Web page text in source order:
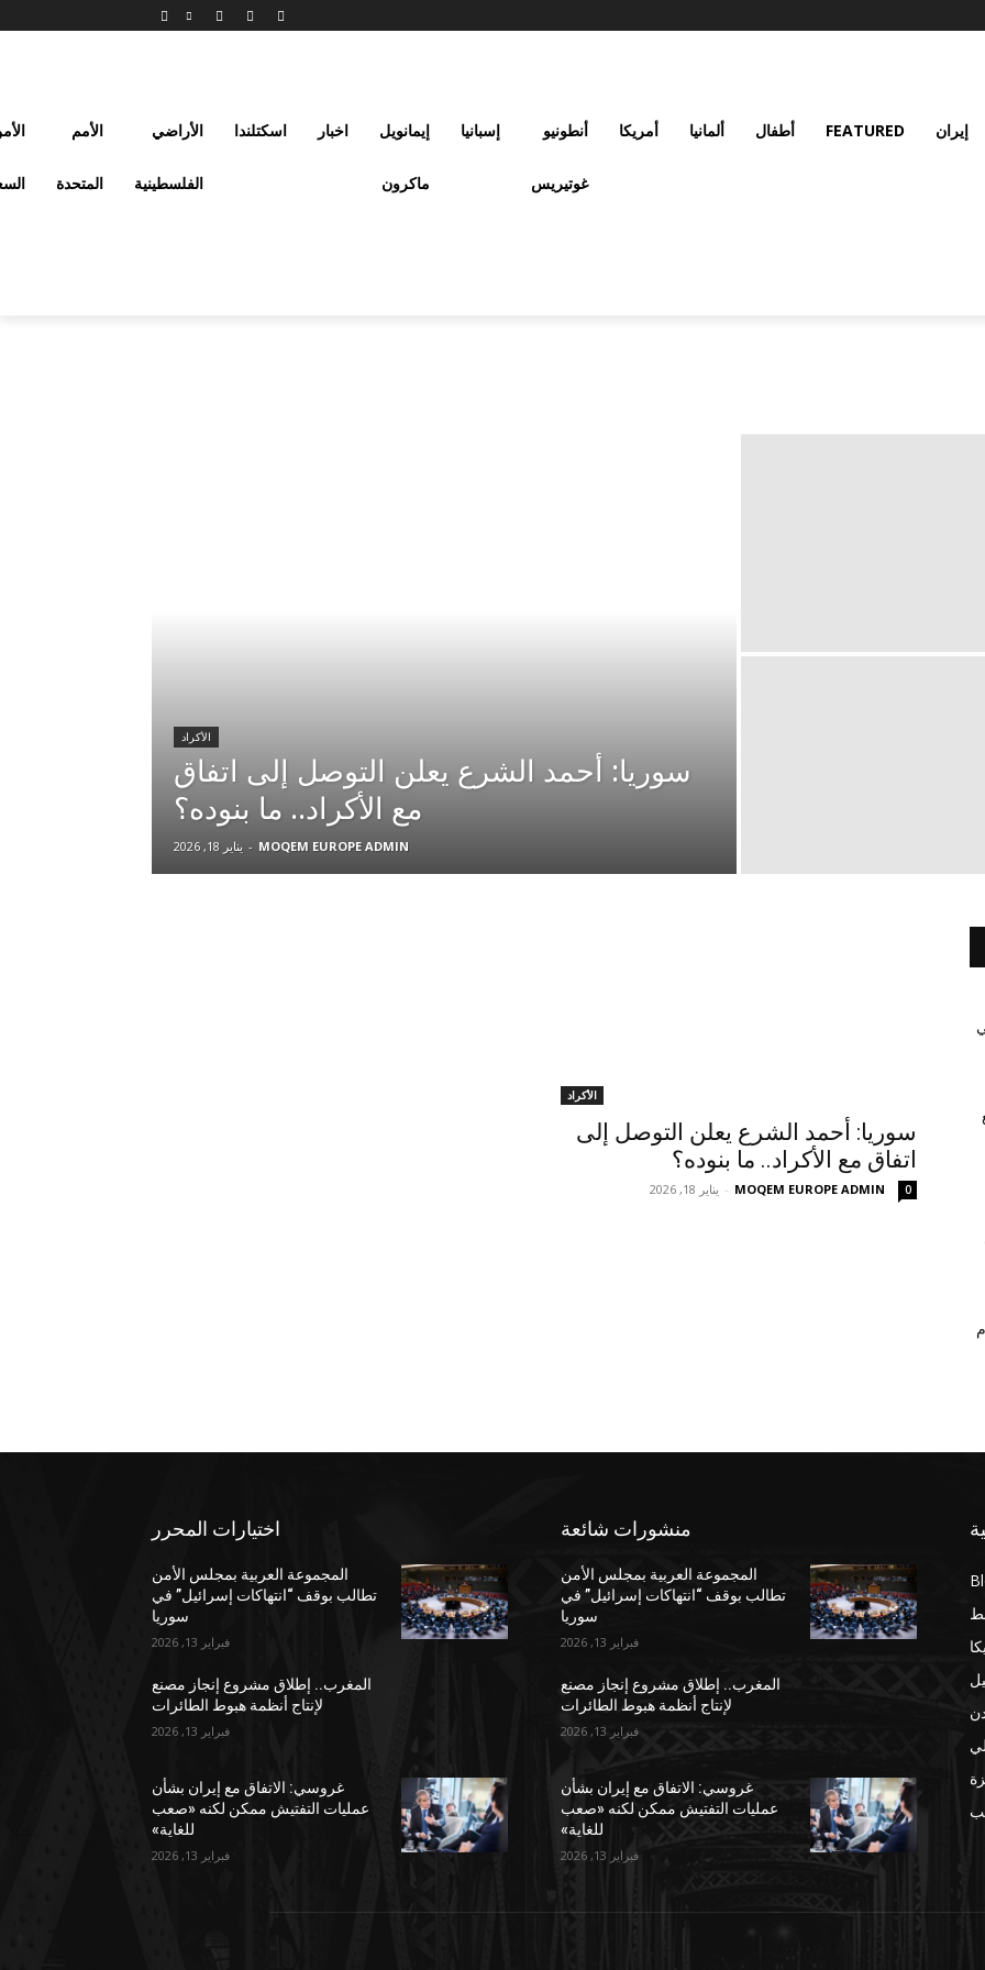
إيران FEATURED أطفال ألمانيا أمريكا أنطونيو
غوتيريس
إسبانيا إيمانويل
ماكرون
اخبار اسكتلندا الأراضي
الفلسطينية
الأمم
المتحدة
الأكراد
سوريا: أحمد الشرع يعلن التوصل إلى اتفاق
مع الأكراد.. ما بنوده؟
MOQEM EUROPE ADMIN
- يناير 18, 2026
الأكراد
سوريا: أحمد الشرع يعلن التوصل إلى
اتفاق مع الأكراد.. ما بنوده؟
MOQEM EUROPE ADMIN
- يناير 18, 2026 0
اختيارات المحرر
المجموعة العربية بمجلس الأمن
تطالب بوقف “انتهاكات إسرائيل” في
سوريا
فبراير 13, 2026
المغرب.. إطلاق مشروع إنجاز مصنع
لإنتاج أنظمة هبوط الطائرات
فبراير 13, 2026
غروسي: الاتفاق مع إيران بشأن
عمليات التفتيش ممكن لكنه «صعب
للغاية»
فبراير 13, 2026
منشورات شائعة
المجموعة العربية بمجلس الأمن
تطالب بوقف “انتهاكات إسرائيل” في
سوريا
فبراير 13, 2026
المغرب.. إطلاق مشروع إنجاز مصنع
لإنتاج أنظمة هبوط الطائرات
فبراير 13, 2026
غروسي: الاتفاق مع إيران بشأن
عمليات التفتيش ممكن لكنه «صعب
للغاية»
فبراير 13, 2026